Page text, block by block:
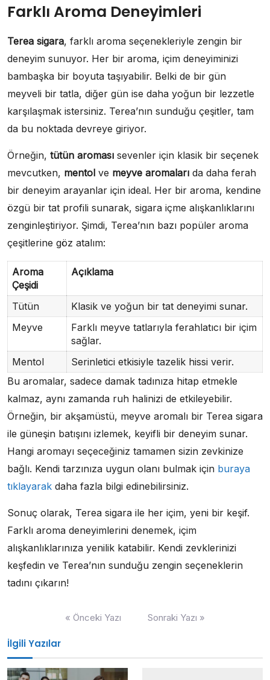
Farklı Aroma Deneyimleri
Terea sigara, farklı aroma seçenekleriyle zengin bir
deneyim sunuyor. Her bir aroma, içim deneyiminizi
bambaşka bir boyuta taşıyabilir. Belki de bir gün
meyveli bir tatla, diğer gün ise daha yoğun bir lezzetle
karşılaşmak istersiniz. Terea’nın sunduğu çeşitler, tam
da bu noktada devreye giriyor.
Örneğin, tütün aroması sevenler için klasik bir seçenek
mevcutken, mentol ve meyve aromaları da daha ferah
bir deneyim arayanlar için ideal. Her bir aroma, kendine
özgü bir tat profili sunarak, sigara içme alışkanlıklarını
zenginleştiriyor. Şimdi, Terea’nın bazı popüler aroma
çeşitlerine göz atalım:
Aroma
Çeşidi
Açıklama
Tütün
Klasik ve yoğun bir tat deneyimi sunar.
Meyve
Farklı meyve tatlarıyla ferahlatıcı bir içim
sağlar.
Mentol
Serinletici etkisiyle tazelik hissi verir.
Bu aromalar, sadece damak tadınıza hitap etmekle
kalmaz, aynı zamanda ruh halinizi de etkileyebilir.
Örneğin, bir akşamüstü, meyve aromalı bir Terea sigara
ile güneşin batışını izlemek, keyifli bir deneyim sunar.
Hangi aromayı seçeceğiniz tamamen sizin zevkinize
bağlı. Kendi tarzınıza uygun olanı bulmak için buraya
tıklayarak daha fazla bilgi edinebilirsiniz.
Sonuç olarak, Terea sigara ile her içim, yeni bir keşif.
Farklı aroma deneyimlerini denemek, içim
alışkanlıklarınıza yenilik katabilir. Kendi zevklerinizi
keşfedin ve Terea’nın sunduğu zengin seçeneklerin
tadını çıkarın!
« Önceki Yazı Sonraki Yazı »
İlgili Yazılar